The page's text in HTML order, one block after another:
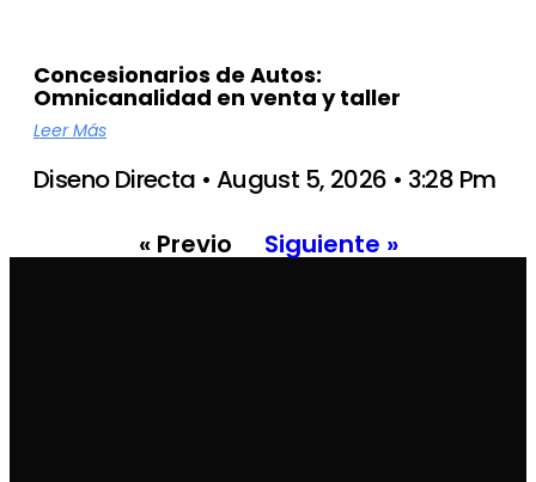
Concesionarios de Autos:
Omnicanalidad en venta y taller
Leer Más
Diseno Directa August 5, 2026
3:28 Pm
« Previo
Siguiente »